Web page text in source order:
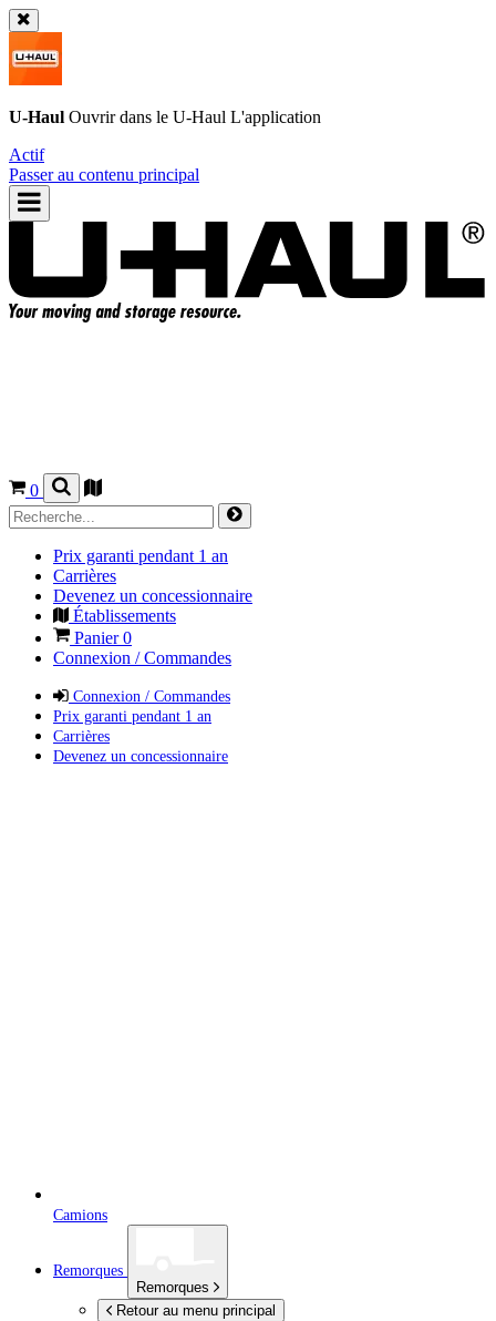
U-Haul Ouvrir dans le U-Haul L'application
Actif
Passer au contenu principal
0
Prix garanti pendant 1 an
Carrières
Devenez un concessionnaire
Établissements
Panier0
Connexion / Commandes
Connexion / Commandes
Prix garanti pendant 1 an
Carrières
Devenez un concessionnaire
Camions
Remorques
Remorques
Retour au menu principal